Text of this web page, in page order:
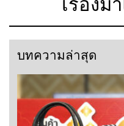
เรื่องม
บทความล่าสุด